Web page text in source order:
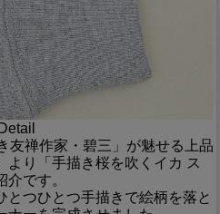
Detail
友禅作家・碧三」が魅せる上品
より「手描き桜を吹くイカ ス
です。
とつひとつ手描きで絵柄を落と